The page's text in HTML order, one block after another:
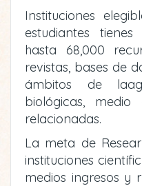
Instituciones
estudiantes
hasta 68,000
revistas, bases de
ámbitos de
biológicas, medio
relacionadas.
La meta de
instituciones
medios ingresos y